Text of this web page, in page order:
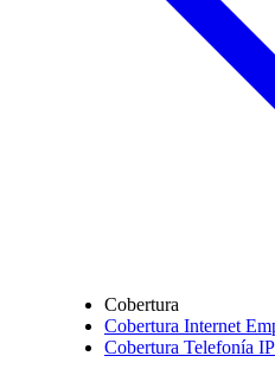
Cobertura
Cobertura Internet
Cobertura Telefonía IP